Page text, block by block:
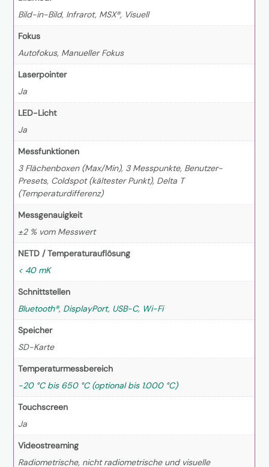
Bild-in-Bild, Infrarot, MSX®, Visuell
Fokus
Autofokus, Manueller Fokus
Laserpointer
Ja
LED-Licht
Ja
Messfunktionen
3 Flächenboxen (Max/Min), 3 Messpunkte, Benutzer-
Presets, Coldspot (kältester Punkt), Delta T
(Temperaturdifferenz)
Messgenauigkeit
±2 % vom Messwert
NETD / Temperaturauflösung
< 40 mK
Schnittstellen
Bluetooth®, DisplayPort, USB-C, Wi-Fi
Speicher
SD-Karte
Temperaturmessbereich
-20 °C bis 650 °C (optional bis 1.000 °C)
Touchscreen
Ja
Videostreaming
Radiometrische, nicht radiometrische und visuelle